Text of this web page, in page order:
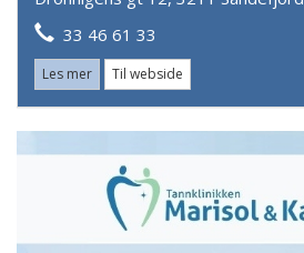
33 46 61 33
Les mer Til webside